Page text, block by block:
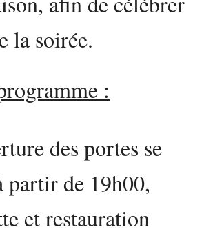
la soirée.
:
des portes se
partir de 19h00,
et restauration